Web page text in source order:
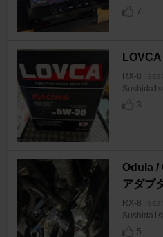
7
RX-8
3
Odula /
アダプ
RX-8
5